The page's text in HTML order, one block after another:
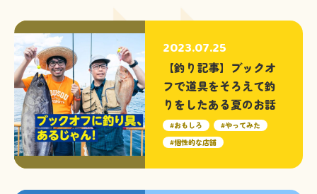
2023.07.25
【釣り記事】ブックオ
フで道具をそろえて釣
りをしたある夏のお話
おもしろ
やってみた
個性的な店舗